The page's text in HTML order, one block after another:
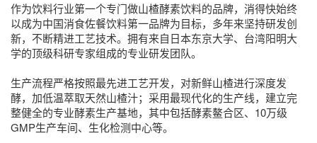
作为饮料行业第一个专门做山楂酵素饮料的品牌，消得快始终
以成为中国消食佐餐饮料第一品牌为目标，多年来坚持研发创
新，不断精进工艺技术。拥有来自日本东京大学、台湾阳明大
学的顶级科研专家组成的专业研发团队。
生产流程严格按照最先进工艺开发，对新鲜山楂进行深度发
酵，加低温萃取天然山楂汁；采用最现代化的生产线，建立完
整健全的专业酵素生产基地，其中包括酵素鳌合区、10万级
GMP生产车间、生化检测中心等。